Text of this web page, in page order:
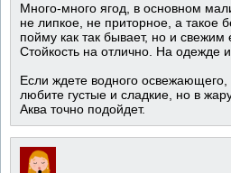
Много-много ягод, в основном
не липкое, не приторное, а такое
пойму как так бывает, но и свежим
Стойкость на отлично. На одежде
Если ждете водного
любите густые и сладкие, но в
Аква точно подойдет.